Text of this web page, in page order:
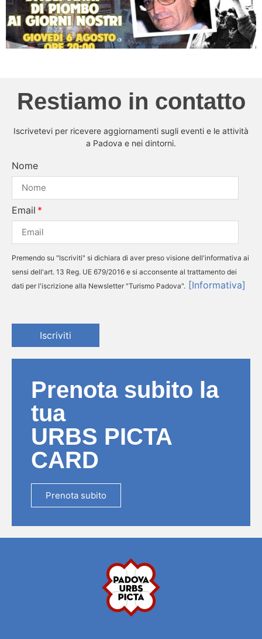
Restiamo in contatto
Iscrivetevi per ricevere aggiornamenti sugli eventi e le attività
a Padova e nei dintorni.
Nome
Email
Premendo su "Iscriviti" si dichiara di aver preso visione dell'informativa ai
sensi dell'art. 13 Reg. UE 679/2016 e si acconsente al trattamento dei
dati per l'iscrizione alla Newsletter "Turismo Padova". [Informativa]
Iscriviti
Prenota subito la
tua
URBS PICTA
CARD
Prenota subito